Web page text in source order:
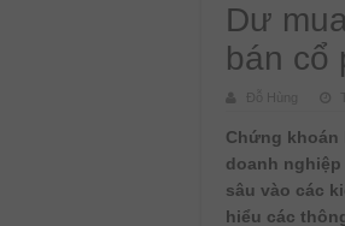
Dư
bán cổ
Đỗ Hùng
Chứng khoán
doanh
sâu vào các
hiểu các